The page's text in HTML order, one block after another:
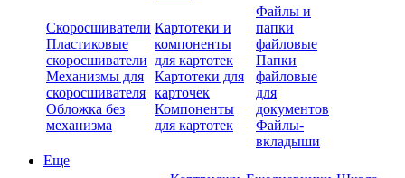
Скоросшиватели
Пластиковые
скоросшиватели
Механизмы для
скоросшивателя
Обложка без
механизма
Картотеки и
компоненты
для картотек
Картотеки для
карточек
Компоненты
для картотек
Файлы и
папки
файловые
Папки
файловые
для
документов
Файлы-
вкладыши
Еще